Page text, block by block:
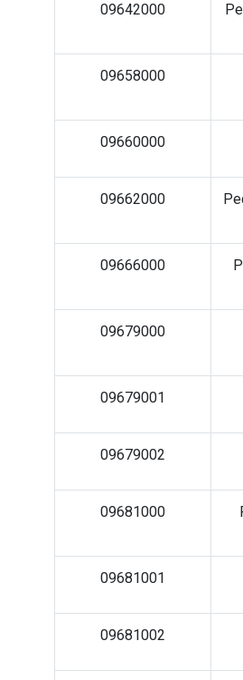
09642000
09658000
09660000
09662000
09666000
09679000
09679001
09679002
09681000
09681001
09681002